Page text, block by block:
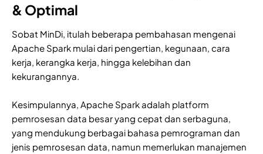
& Optimal
Sobat MinDi, itulah beberapa pembahasan mengenai
Apache Spark mulai dari pengertian, kegunaan, cara
kerja, kerangka kerja, hingga kelebihan dan
kekurangannya.
Kesimpulannya, Apache Spark adalah platform
pemrosesan data besar yang cepat dan serbaguna,
yang mendukung berbagai bahasa pemrograman dan
jenis pemrosesan data, namun memerlukan manajemen